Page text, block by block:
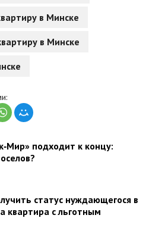
в Минске
в Минске
подходит к концу:
статус нуждающегося в
квартира с льготным